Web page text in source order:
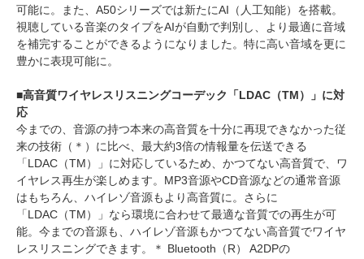
可能に。また、A50シリーズでは新たにAI（人工知能）を搭載。
視聴している音楽のタイプをAIが自動で判別し、より最適に音域
を補完することができるようになりました。特に高い音域を更に
豊かに表現可能に。
■高音質ワイヤレスリスニングコーデック「LDAC（TM）」に対
応
今までの、音源の持つ本来の高音質を十分に再現できなかった従
来の技術（＊）に比べ、最大約3倍の情報量を伝送できる
「LDAC（TM）」に対応しているため、かつてない高音質で、ワ
イヤレス再生が楽しめます。MP3音源やCD音源などの通常音源
はもちろん、ハイレゾ音源もより高音質に。さらに
「LDAC（TM）」なら環境に合わせて最適な音質での再生が可
能。今までの音源も、ハイレゾ音源もかつてない高音質でワイヤ
レスリスニングできます。＊ Bluetooth（R） A2DPの